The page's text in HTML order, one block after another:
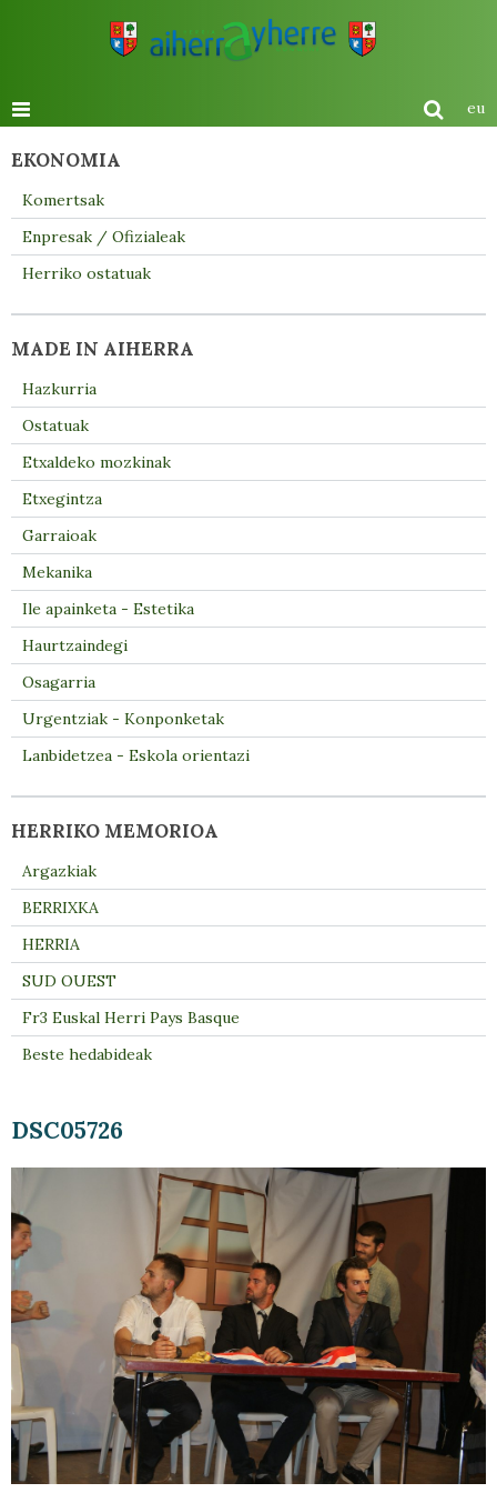
eu
DSC05726
EKONOMIA
Komertsak
Enpresak / Ofizialeak
Herriko ostatuak
MADE IN AIHERRA
Hazkurria
Ostatuak
Etxaldeko mozkinak
Etxegintza
Garraioak
Mekanika
Ile apainketa - Estetika
Haurtzaindegi
Osagarria
Urgentziak - Konponketak
Lanbidetzea - Eskola orientazi
HERRIKO MEMORIOA
Argazkiak
BERRIXKA
HERRIA
SUD OUEST
Fr3 Euskal Herri Pays Basque
Beste hedabideak